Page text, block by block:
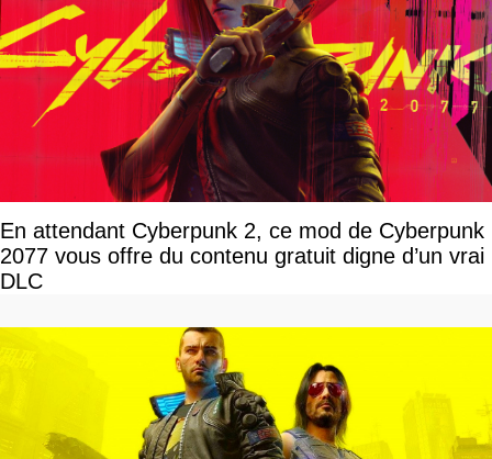
En attendant Cyberpunk 2, ce mod de Cyberpunk
2077 vous offre du contenu gratuit digne d’un vrai
DLC